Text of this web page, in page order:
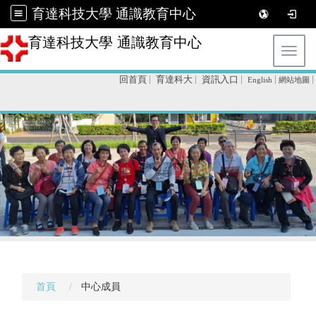
育達科技大學 通識教育中心
育達科技大學 通識教育中心
回首頁 育達科大 資訊入口 English 網站地圖
首頁 中心成員